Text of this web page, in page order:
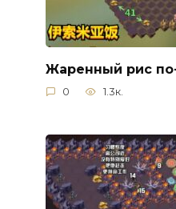
Жаренный рис
0 1.3к.